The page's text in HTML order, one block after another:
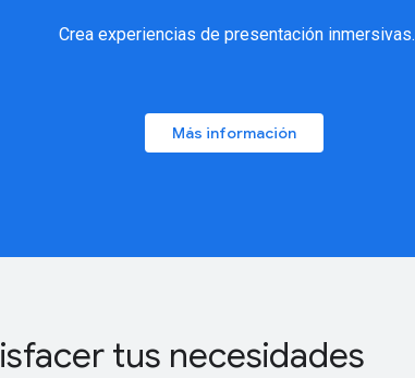
Crea experiencias de presentación inmersivas.
Más información
tus necesidades